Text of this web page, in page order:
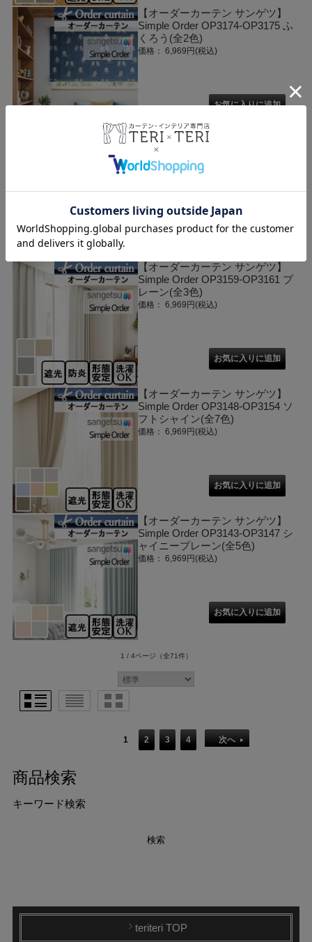
【オーダーカーテン サンゲツ】
Simple Order OP3174-OP3175 ふ
くろう(全2色)
価格： 6,969円(税込)
【オーダーカーテン サンゲツ】
Simple Order OP3162-OP3164 シ
ャイニーストライプ(全3色)
【オーダーカーテン サンゲツ】
Simple Order OP3159-OP3161 プ
レーン(全3色)
価格： 6,969円(税込)
【オーダーカーテン サンゲツ】
Simple Order OP3148-OP3154 ソ
フトシャイン(全7色)
価格： 6,969円(税込)
【オーダーカーテン サンゲツ】
Simple Order OP3143-OP3147 シ
ャイニープレーン(全5色)
価格： 6,969円(税込)
1 / 4ページ （全71件）
1 2 3 4 次へ
商品検索
キーワード検索
teriteri TOP